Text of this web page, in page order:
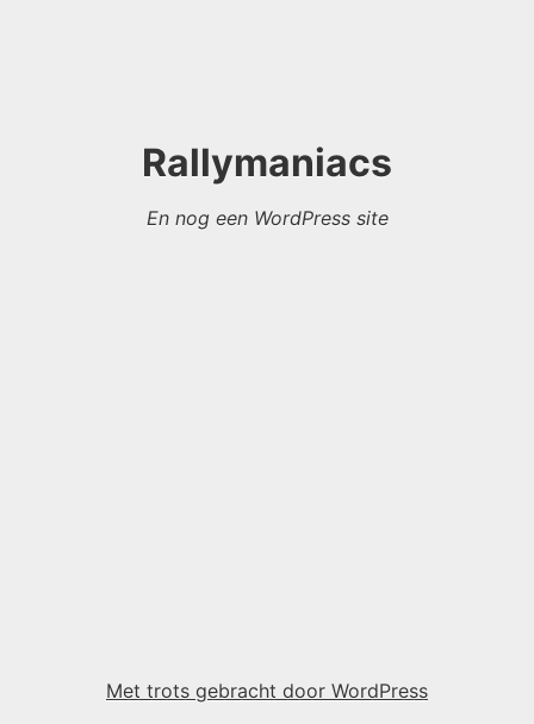
Rallymaniacs
En nog een WordPress site
Met trots gebracht door WordPress